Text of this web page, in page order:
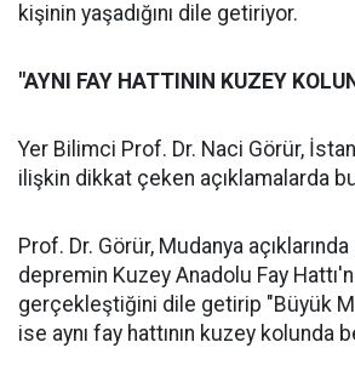
kişinin yaşadığını dile getiriyor.
"AYNI FAY HATTININ KUZEY
Yer Bilimci Prof. Dr. Naci Görür,
ilişkin dikkat çeken açıklamalarda
Prof. Dr. Görür, Mudanya
depremin Kuzey Anadolu Fay
gerçekleştiğini dile getirip "Büyük
ise aynı fay hattının kuzey kolunda